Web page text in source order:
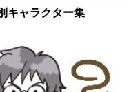
キャラクター集